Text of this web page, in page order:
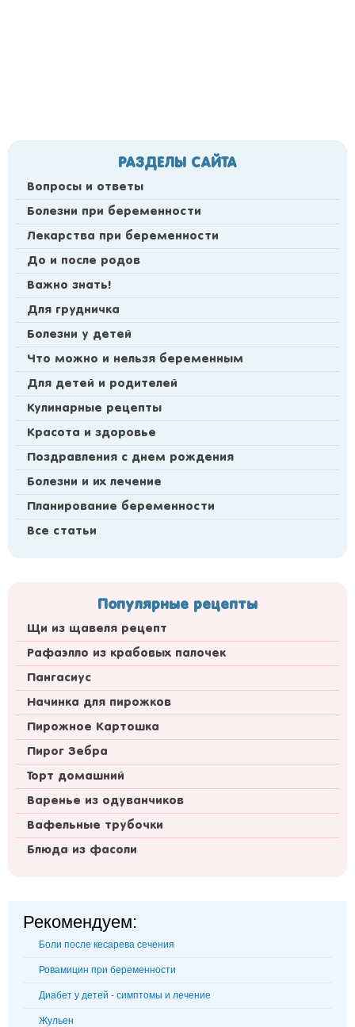
РАЗДЕЛЫ САЙТА
Вопросы и ответы
Болезни при беременности
Лекарства при беременности
До и после родов
Важно знать!
Для грудничка
Болезни у детей
Что можно и нельзя беременным
Для детей и родителей
Кулинарные рецепты
Красота и здоровье
Поздравления с днем рождения
Болезни и их лечение
Планирование беременности
Все статьи
Популярные рецепты
Щи из щавеля рецепт
Рафаэлло из крабовых палочек
Пангасиус
Начинка для пирожков
Пирожное Картошка
Пирог Зебра
Торт домашний
Варенье из одуванчиков
Вафельные трубочки
Блюда из фасоли
Рекомендуем:
Боли после кесарева сечения
Ровамицин при беременности
Диабет у детей - симптомы и лечение
Жульен